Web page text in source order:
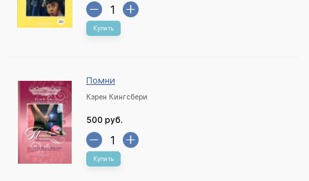
Купить
Помни
Кэрен Кингсбери
500 руб.
Купить